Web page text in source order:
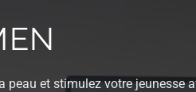
peau et stimulez votre jeunesse